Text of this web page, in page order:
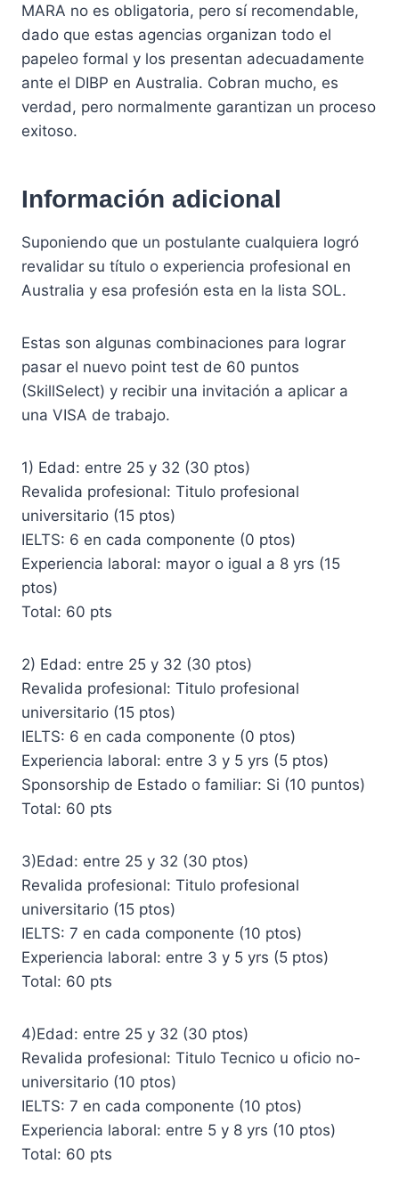
MARA no es obligatoria, pero sí recomendable,
dado que estas agencias organizan todo el
papeleo formal y los presentan adecuadamente
ante el DIBP en Australia. Cobran mucho, es
verdad, pero normalmente garantizan un proceso
exitoso.
Información adicional
Suponiendo que un postulante cualquiera logró
revalidar su título o experiencia profesional en
Australia y esa profesión esta en la lista SOL.
Estas son algunas combinaciones para lograr
pasar el nuevo point test de 60 puntos
(SkillSelect) y recibir una invitación a aplicar a
una VISA de trabajo.
1) Edad: entre 25 y 32 (30 ptos)
Revalida profesional: Titulo profesional
universitario (15 ptos)
IELTS: 6 en cada componente (0 ptos)
Experiencia laboral: mayor o igual a 8 yrs (15
ptos)
Total: 60 pts
2) Edad: entre 25 y 32 (30 ptos)
Revalida profesional: Titulo profesional
universitario (15 ptos)
IELTS: 6 en cada componente (0 ptos)
Experiencia laboral: entre 3 y 5 yrs (5 ptos)
Sponsorship de Estado o familiar: Si (10 puntos)
Total: 60 pts
3)Edad: entre 25 y 32 (30 ptos)
Revalida profesional: Titulo profesional
universitario (15 ptos)
IELTS: 7 en cada componente (10 ptos)
Experiencia laboral: entre 3 y 5 yrs (5 ptos)
Total: 60 pts
4)Edad: entre 25 y 32 (30 ptos)
Revalida profesional: Titulo Tecnico u oficio no-
universitario (10 ptos)
IELTS: 7 en cada componente (10 ptos)
Experiencia laboral: entre 5 y 8 yrs (10 ptos)
Total: 60 pts